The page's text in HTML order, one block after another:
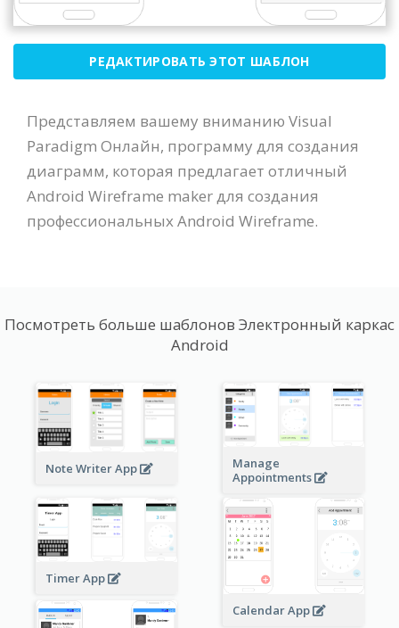
РЕДАКТИРОВАТЬ ЭТОТ ШАБЛОН
Представляем вашему вниманию Visual
Paradigm Онлайн, программу для создания
диаграмм, которая предлагает отличный
Android Wireframe maker для создания
профессиональных Android Wireframe.
Посмотреть больше шаблонов Электронный каркас
Android
Note Writer App
Manage
Appointments
Timer App
Calendar App